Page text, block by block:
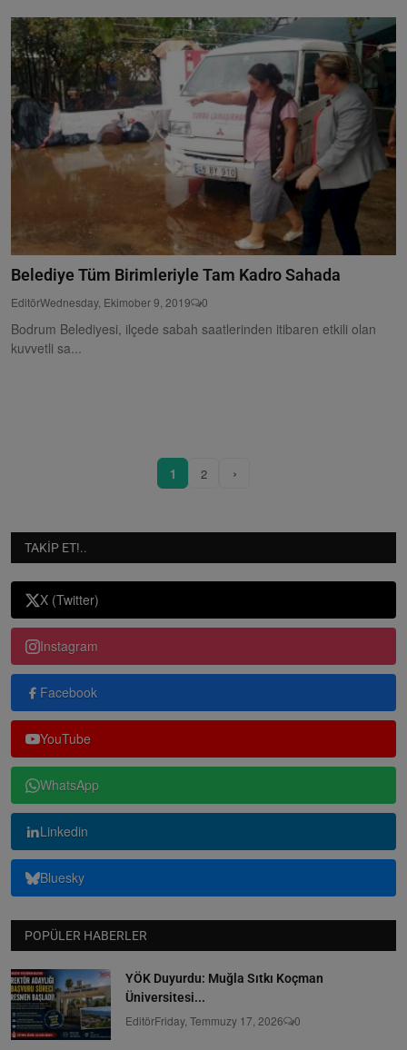
Belediye Tüm Birimleriyle Tam Kadro Sahada
EditörWednesday, Ekimober 9, 2019 0
Bodrum Belediyesi, ilçede sabah saatlerinden itibaren etkili olan
kuvvetli sa...
1 2 ›
TAKIP ET!..
X (Twitter)
Instagram
Facebook
YouTube
WhatsApp
Linkedin
Bluesky
POPÜLER HABERLER
YÖK Duyurdu: Muğla Sıtkı Koçman
Üniversitesi...
EditörFriday, Temmuzy 17, 2026 0